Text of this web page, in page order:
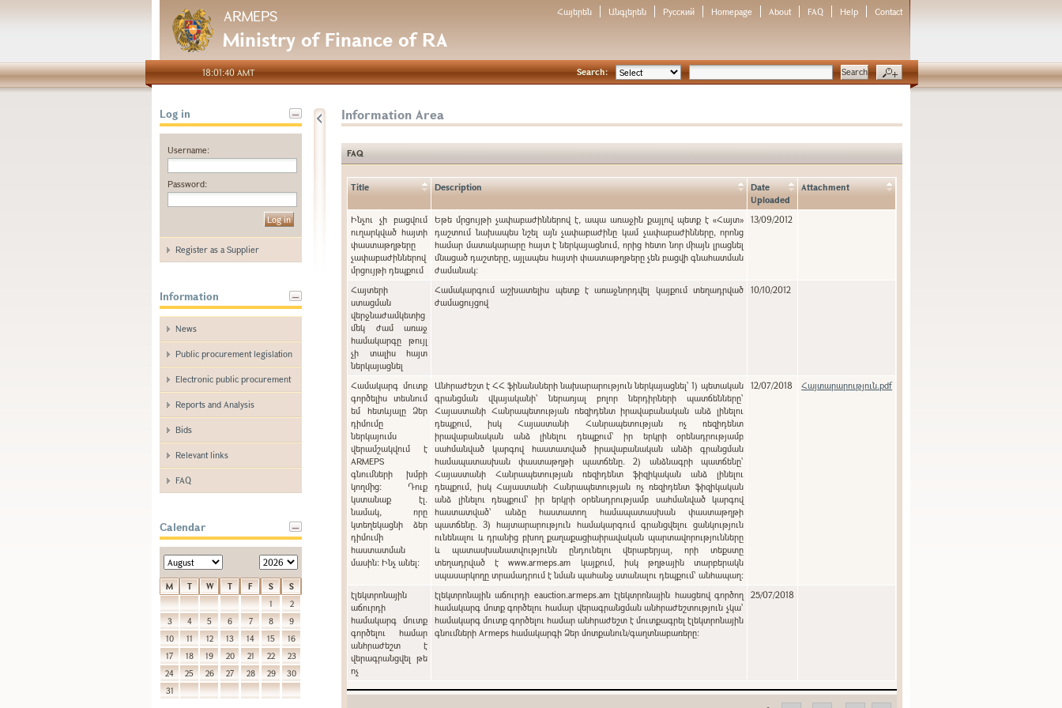
ARMEPS
Ministry of Finance of RA
Հայերեն Անգլերեն Русский Homepage About FAQ Help Contact
18:01:40 AMT Search:
Log in
Username:
Password:
Register as a Supplier
Information
News
Public procurement legislation
Electronic public procurement
Reports and Analysis
Bids
Relevant links
FAQ
Calendar
M T W T F S
S
1
2
3
4 5 6 7 8
9
10
11 12 13 14 15
16
17
18 19 20 21 22
23
24
25 26 27 28 29
30
31
Information Area
FAQ
Title Description
Date
Uploaded
Attachment
Ինչու չի բացվում
ուղարկված հայտի
փաստաթղթերը
չափաբաժիններով
մրցույթի դեպքում
Եթե մրցույթի չափաբաժիններով է, ապա առաջին քայլով պետք է «Հայտ»
դաշտում նախապես նշել այն չափաբաժինը կամ չափաբաժինները, որոնց
համար մատակարարը հայտ է ներկայացնում, որից հետո նոր միայն լրացնել
մնացած դաշտերը, այլապես հայտի փաստաթղթերը չեն բացվի գնահատման
ժամանակ:
13/09/2012
Հայտերի
ստացման
վերջնաժամկետից
մեկ ժամ առաջ
համակարգը թույլ
չի տալիս հայտ
ներկայացնել
Համակարգում աշխատելիս պետք է առաջնորդվել կայքում տեղադրված
ժամացույցով
10/10/2012
Համակարգ մուտք
գործելիս տեսնում
եմ հետևյալը Ձեր
դիմումը
ներկայումս
վերամշակվում է
ARMEPS
գնումների խմբի
կողմից: Դուք
կստանաք էլ.
նամակ, որը
կտեղեկացնի ձեր
դիմումի
հաստատման
մասին: Ինչ անել:
Անհրաժեշտ է ՀՀ ֆինանսների նախարարություն ներկայացնել՝ 1) պետական
գրանցման վկայականի՝ ներառյալ բոլոր ներդիրների պատճենները`
Հայաստանի Հանրապետության ռեզիդենտ իրավաբանական անձ լինելու
դեպքում, իսկ Հայաստանի Հանրապետության ոչ ռեզիդենտ
իրավաբանական անձ լինելու դեպքում` իր երկրի օրենսդրությամբ
սահմանված կարգով հաստատված իրավաբանական անձի գրանցման
համապատասխան փաստաթղթի պատճենը. 2) անձնագրի պատճենը`
Հայաստանի Հանրապետության ռեզիդենտ ֆիզիկական անձ լինելու
դեպքում, իսկ Հայաստանի Հանրապետության ոչ ռեզիդենտ ֆիզիկական
անձ լինելու դեպքում` իր երկրի օրենսդրությամբ սահմանված կարգով
հաստատված՝ անձը հաստատող համապատասխան փաստաթղթի
պատճենը. 3) հայտարարություն համակարգում գրանցվելու ցանկություն
ունենալու և դրանից բխող քաղաքացիաիրավական պարտավորությունները
և պատասխանատվությունն ընդունելու վերաբերյալ, որի տեքստը
տեղադրված է www.armeps.am կայքում, իսկ թղթային տարբերակն
սպասարկողը տրամադրում է նման պահանջ ստանալու դեպքում՝ անհապաղ:
12/07/2018 Հայտարարություն.pdf
էլեկտրոնային
աճուրդի
համակարգ մուտք
գործելու համար
անհրաժեշտ է
վերագրանցվել թե
ոչ
էլեկտրոնային աճուրդի eauction.armeps.am էլեկտրոնային հասցեով գործող
համակարգ մոտք գործելու համար վերագրանցման անհրաժեշտություն չկա՝
համակարգ մուտք գործելու համար անհրաժեշտ է մուտքագրել էլեկտրոնային
գնումների Armeps համակարգի Ձեր մոտքանուն/գաղտնաբառերը:
25/07/2018